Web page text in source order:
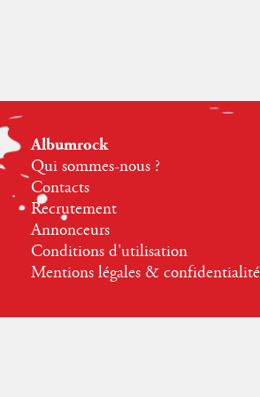
Albumrock
Qui sommes-nous ?
Contacts
Recrutement
Annonceurs
Conditions d'utilisation
Mentions légales & confidentialité